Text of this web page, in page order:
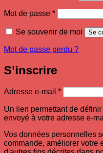
Mot de passe *Obligatoire
Se souvenir de moi Se
Mot de passe perdu ?
S’inscrire
Adresse e-mail *Obligatoire
Un lien permettant de
envoyé à votre adresse e-
Vos données personnelles
commande, améliorer votre